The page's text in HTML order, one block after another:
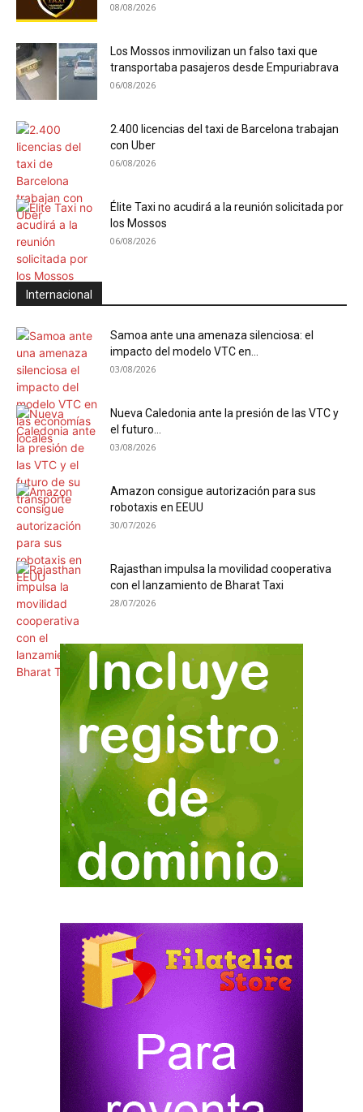
08/08/2026
Los Mossos inmovilizan un falso taxi que
transportaba pasajeros desde Empuriabrava
06/08/2026
2.400 licencias del taxi de Barcelona trabajan
con Uber
06/08/2026
Élite Taxi no acudirá a la reunión solicitada por
los Mossos
06/08/2026
Internacional
Samoa ante una amenaza silenciosa: el
impacto del modelo VTC en...
03/08/2026
Nueva Caledonia ante la presión de las VTC y
el futuro...
03/08/2026
Amazon consigue autorización para sus
robotaxis en EEUU
30/07/2026
Rajasthan impulsa la movilidad cooperativa
con el lanzamiento de Bharat Taxi
28/07/2026